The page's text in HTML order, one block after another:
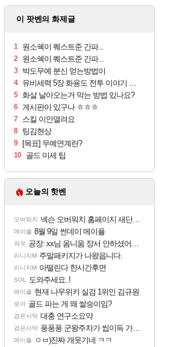
이 팟벤의 화제글
1 원소쉑이 퀘스트준 간파...
2 원소쉑이 퀘스트준 간파...
3 박도무예 분신 얻는방법이
4 유비세력 5장 화용도 전투 이야기 막간 질문좀
5 화살 날아오는거 막는 방법 있나요?
6 게시판이 있구나 ㅎㅎㅎ
7 스킬 이안열려요
8 팅김현상
9 [목표] 무예연계란?
10 골드 미세 팁
오늘의 핫벤
오버워치 넥슨 오버워치 홈페이지 새단장!!
메이플 8월 9일 썬데이 메이플
와우 공장: xx님 옴니움 장서 안하셨어요?
리니지M 주말패키지가 나왔읍니다.
리니지M 아떨린다 한시간후면
SOL 도와주세요..!
메이플 현재 나무위키 실검 1위인 김규원
로아 골드 파는 게 왜 쌀숭이임?
검은사막 대충 연구소요약
검은사막 풍풍풍 군왕주차가 씹이득 가성비라고 ????
메이플 ㅇㅂ)진짜 개웃기네 ㅋㅋ